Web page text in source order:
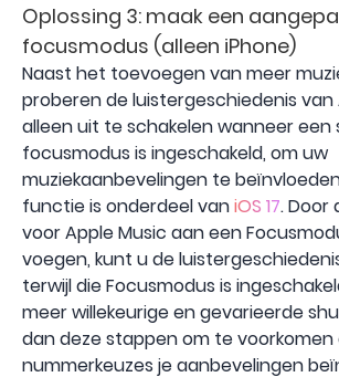
Oplossing 3: maak een
focusmodus (alleen iPhone)
Naast het toevoegen van meer
proberen de luistergeschiedenis van
alleen uit te schakelen wanneer een
focusmodus is ingeschakeld, om uw
muziekaanbevelingen te
functie is onderdeel vaniOS 17. Door
voor Apple Music aan een
voegen, kunt u de
terwijl die Focusmodus is
meer willekeurige en gevarieerde
dan deze stappen om te
nummerkeuzes je aanbevelingen